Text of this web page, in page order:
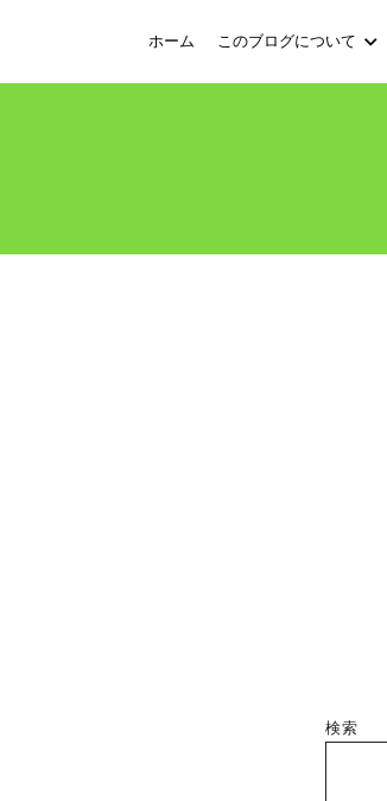
ホーム このブログについて
検索